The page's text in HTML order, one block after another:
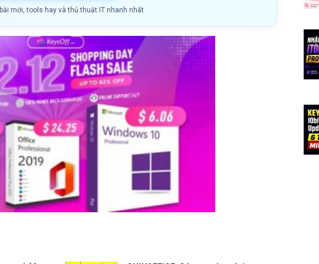
mới, tools hay và thủ thuật IT nhanh nhất